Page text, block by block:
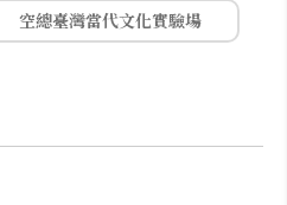
空總臺灣當代文化實驗場